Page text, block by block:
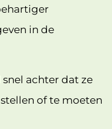
in de
achter dat ze
of te moeten